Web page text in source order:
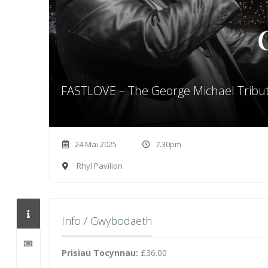
FASTLOVE – The George Michael
24 Mai 2025
7.30pm
Rhyl Pavilion
Info / Gwybodaeth
Prisiau Tocynnau: £36.00